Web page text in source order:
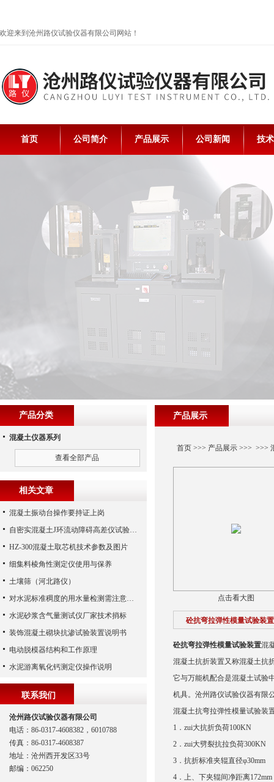
欢迎来到沧州路仪试验仪器有限公司网站！
首页 公司简介 产品展示 公司新闻 技
产品展示
首页>>> 产品展示>>> >>>
点击看大图
砼抗弯拉弹性模量试验装置
砼抗弯拉弹性模量试验装置混
混凝土抗折装置又称混凝土抗
它与万能机配合是混凝土试验
机具。沧州路仪试验仪器有限
混凝土抗弯拉弹性模量试验装
1．zui大抗折负荷100KN
2．zui大劈裂抗拉负荷300KN
3．抗折标准夹辊直径φ30mm
4．上、下夹辊间净距离172mm
产品分类
混凝土仪器系列
查看全部产品
相关文章
混凝土振动台操作要持证上岗
自密实混凝土J环流动障碍高差仪试验步骤
HZ-300混凝土取芯机技术参数及图片
细集料棱角性测定仪使用与保养
土壤筛（河北路仪）
对水泥标准稠度的用水量检测需注意哪些？
水泥砂浆含气量测试仪厂家技术捎标
装饰混凝土砌块抗渗试验装置说明书
电动脱模器结构和工作原理
水泥游离氧化钙测定仪操作说明
联系我们
沧州路仪试验仪器有限公司
电话：86-0317-4608382，6010788
传真：86-0317-4608387
地址：沧州西开发区33号
邮编：062250